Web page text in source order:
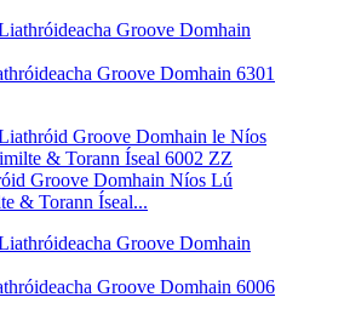
Groove Domhain 6301
Groove Domhain Níos Lú
& Torann Íseal...
Groove Domhain 6006